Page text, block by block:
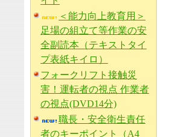
＜能力向上教育用＞
足場の組立て等作業の安
全副読本（テキストタイ
プ表紙キイロ）
フォークリフト接触災
害！運転者の視点 作業者
の視点(DVD14分)
職長・安全衛生責任
者のキーポイント（A4